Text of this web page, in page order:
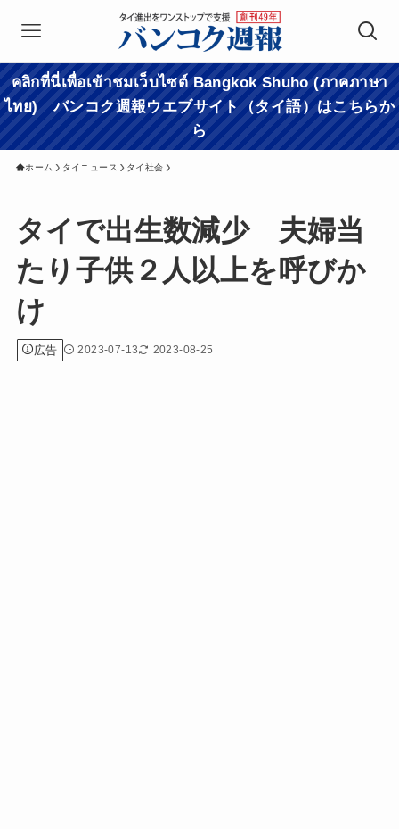
คลิกที่นี่เพื่อเข้าชมเว็บไซต์ Bangkok Shuho (ภาคภาษา
ไทย) バンコク週報ウエブサイト（タイ語）はこちらか
ら
ホーム タイニュース タイ社会
タイで出生数減少 夫婦当
たり子供２人以上を呼びか
け
広告 2023-07-13 2023-08-25